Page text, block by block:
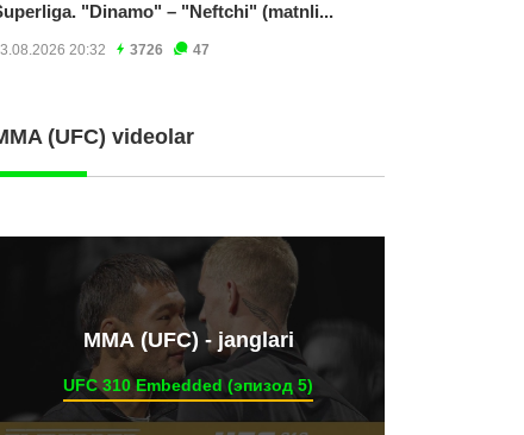
"Dinamo" – "Neftchi" (matnli...
20:32 3726 47
(UFC) videolar
ММА (UFC) - janglari
UFC 310 Embedded (эпизод 5)